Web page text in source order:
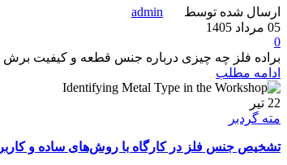
ارسال شده توسط
admin
05 مرداد 1405
0
براده فلز چه چیزی درباره جنس قطعه و کیفیت
ادامه مطلب
22 تیر
مته گردبر
تشخیص جنس فلز در کارگاه با روش‌های ساده و